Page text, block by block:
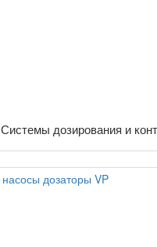
Системы дозирования и